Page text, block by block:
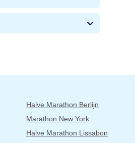
Halve Marathon Berlijn
Marathon New York
Halve Marathon Lissabon